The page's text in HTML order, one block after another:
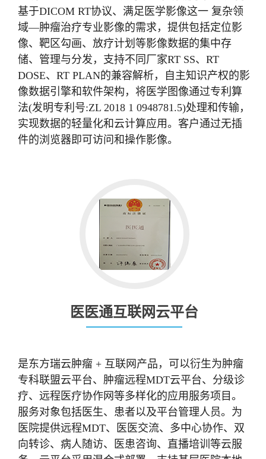
基于DICOM RT协议、满足医学影像这一 复杂领
域—肿瘤治疗专业影像的需求，提供包括定位影
像、靶区勾画、放疗计划等影像数据的集中存
储、管理与分发，支持不同厂家RT SS、RT
DOSE、RT PLAN的兼容解析，自主知识产权的影
像数据引擎和软件架构，将医学图像通过专利算
法(发明专利号:ZL 2018 1 0948781.5)处理和传输，
实现数据的轻量化和云计算应用。客户通过无插
件的浏览器即可访问和操作影像。
医医通互联网云平台
是东方瑞云肿瘤 + 互联网产品，可以衍生为肿瘤
专科联盟云平台、肿瘤远程MDT云平台、分级诊
疗、远程医疗协作网等多样化的应用服务项目。
服务对象包括医生、患者以及平台管理人员。为
医院提供远程MDT、医医交流、多中心协作、双
向转诊、病人随访、医患咨询、直播培训等云服